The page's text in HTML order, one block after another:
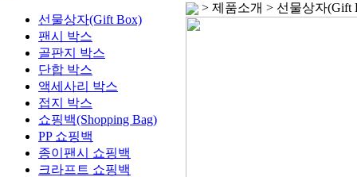
선물상자(Gift Box)
팬시 박스
골판지 박스
단합 박스
액세사리 박스
접지 박스
쇼핑백(Shopping Bag)
PP 쇼핑백
종이팬시 쇼핑백
크라프트 쇼핑백
> 제품소개 > 선물상자(Gift